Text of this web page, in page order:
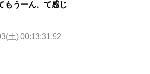
もうーん、て感じ
土) 00:13:31.92